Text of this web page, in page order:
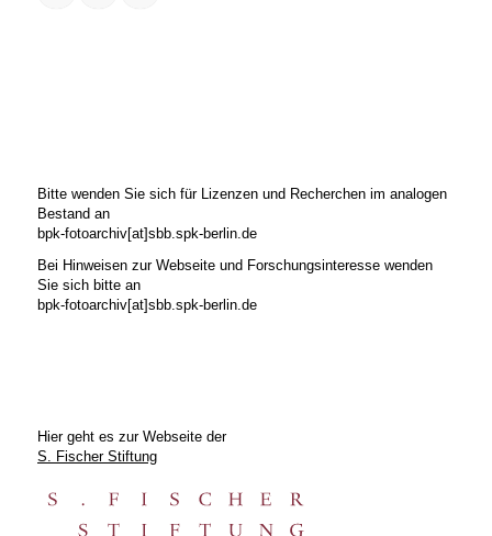
Bitte wenden Sie sich für Lizenzen und Recherchen im analogen
Bestand an
bpk-fotoarchiv[at]sbb.spk-berlin.de
Bei Hinweisen zur Webseite und Forschungsinteresse wenden
Sie sich bitte an
bpk-fotoarchiv[at]sbb.spk-berlin.de
Hier geht es zur Webseite der
S. Fischer Stiftung